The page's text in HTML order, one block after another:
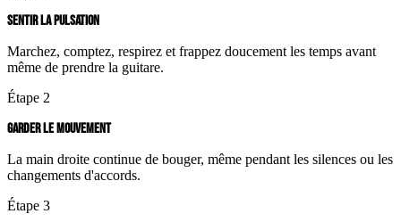
SENTIR LA PULSATION
Marchez, comptez, respirez et frappez doucement les temps avant
même de prendre la guitare.
Étape 2
GARDER LE MOUVEMENT
La main droite continue de bouger, même pendant les silences ou les
changements d'accords.
Étape 3